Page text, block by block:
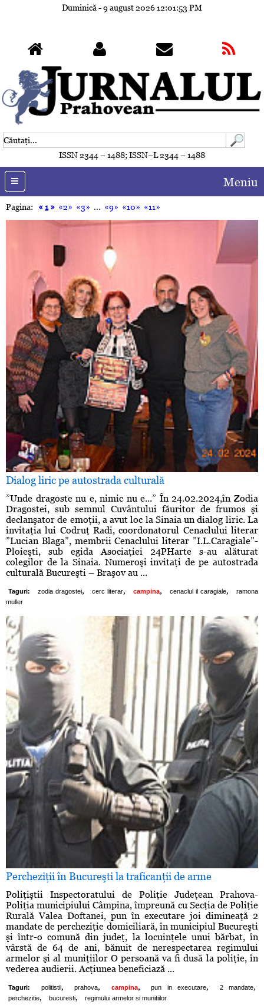
Duminică - 9 august 202612:01:56 PM
ISSN 2344 – 1488; ISSN–L 2344 – 1488
Meniu
Pagina: «1» «2» «3» ... «9» «10» «11»
Dialog liric pe autostrada culturală
”Unde dragoste nu e, nimic nu e...” În 24.02.2024,în Zodia
Dragostei, sub semnul Cuvântului făuritor de frumos şi
declanşator de emoţii, a avut loc la Sinaia un dialog liric. La
invitaţia lui Codruţ Radi, coordonatorul Cenaclului literar
”Lucian Blaga”, membrii Cenaclului literar ”I.L.Caragiale”-
Ploieşti, sub egida Asociaţiei 24PHarte s-au alăturat
colegilor de la Sinaia. Numeroşi invitaţi de pe autostrada
culturală Bucureşti – Braşov au ...
Taguri: zodia dragostei, cerc literar, campina, cenaclul il caragiale,
ramona
muller
Percheziţii în Bucureşti la traficanţii de arme
Poliţiştii Inspectoratului de Poliţie Judeţean Prahova-
Poliţia municipiului Câmpina, împreună cu Secţia de Poliţie
Rurală Valea Doftanei, pun în executare joi dimineaţă 2
mandate de percheziţie domiciliară, în municipiul Bucureşti
şi într-o comună din judeţ, la locuinţele unui bărbat, în
vârstă de 64 de ani, bănuit de nerespectarea regimului
armelor şi al muniţiilor O persoană va fi dusă la poliţie, în
vederea audierii. Acţiunea beneficiază ...
Taguri: politistii, prahova, campina, pun in executare, 2 mandate,
perchezitie, bucuresti, regimului armelor si munitiilor